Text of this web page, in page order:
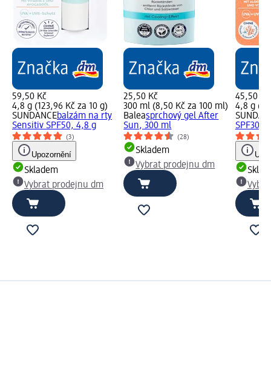
59,50 Kč
4,8 g (123,96 Kč za 10 g)
SUNDANCEbalzám na rty
Sensitiv SPF50, 4,8 g
(3)
Upozornění
Skladem
Vybrat prodejnu dm
25,50 Kč
300 ml (8,50 Kč za 100 ml)
Baleasprchový gel After
Sun, 300 ml
(28)
Skladem
Vybrat prodejnu dm
45,50 Kč
4,8 g
SPF30